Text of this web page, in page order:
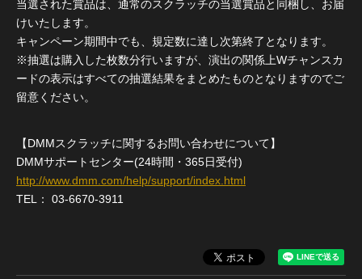
当選された賞品は、通常のスクラッチの当選賞品と同梱し、お届
けいたします。
キャンペーン期間中でも、規定数に達し次第終了となります。
※抽選は購入した枚数分行いますが、演出の関係上Wチャンスカ
ードの表示はすべての抽選結果をまとめたものとなりますのでご
留意ください。
【DMMスクラッチに関するお問い合わせについて】
DMMサポートセンター(24時間・365日受付)
http://www.dmm.com/help/support/index.html
TEL： 03-6670-3911